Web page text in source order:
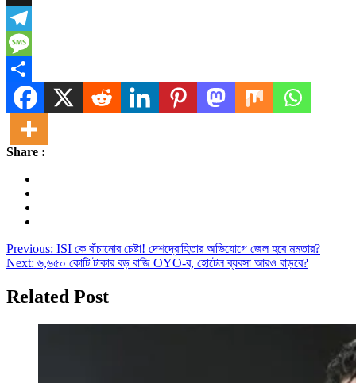
X
Telegram
Message
Share
Share :
Post
navigation
Previous: ISI কে বাঁচানোর চেষ্টা! দেশদ্রোহিতার অভিযোগে জেল হবে মমতার?
Next: ৬,৬৫০ কোটি টাকার বড় বাজি OYO-র, হোটেল ব্যবসা আরও বাড়বে?
Related Post